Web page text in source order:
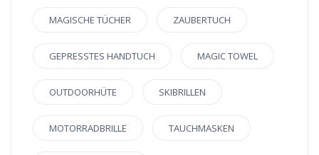
MAGISCHE TÜCHER ZAUBERTUCH
GEPRESSTES HANDTUCH MAGIC TOWEL
OUTDOORHÜTE SKIBRILLEN
MOTORRADBRILLE TAUCHMASKEN